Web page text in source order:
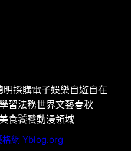
明採購電子娛樂自遊自在
習法務世界文藝春秋
食饕餮動漫領域
格網 Yblog.org